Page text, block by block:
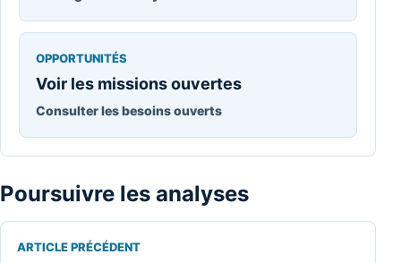
OPPORTUNITÉS
Voir les missions ouvertes
Consulter les besoins ouverts
Poursuivre les analyses
ARTICLE PRÉCÉDENT